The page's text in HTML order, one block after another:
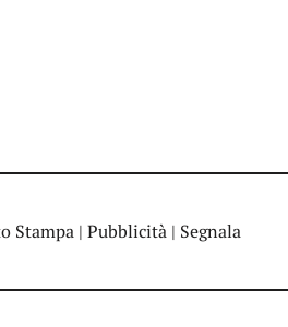
Stampa | Pubblicità | Segnala